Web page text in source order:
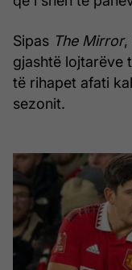
Sipas The Mirror,
gjashtë lojtarëve
të rihapet afati
sezonit.